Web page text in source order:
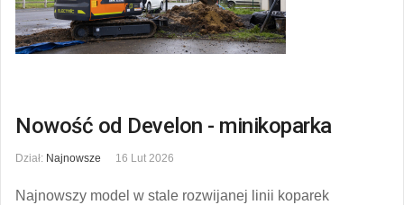
Nowość od Develon - minikoparka
Dział: Najnowsze 16 Lut 2026
Najnowszy model w stale rozwijanej linii koparek